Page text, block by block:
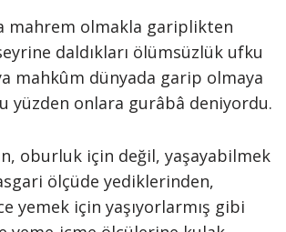
mahrem olmakla gariplikten
daldıkları ölümsüzlük ufku
mahkûm dünyada garip olmaya
yüzden onlara gurâbâ deniyordu.
oburluk için değil, yaşayabilmek
ölçüde yediklerinden,
yemek için yaşıyorlarmış gibi